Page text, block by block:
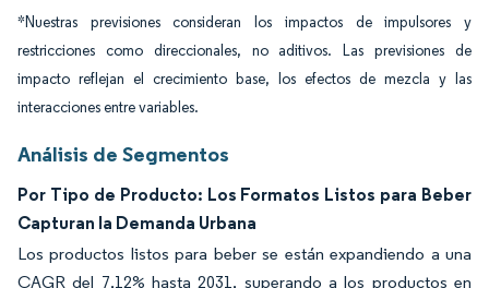
*Nuestras previsiones consideran los impactos de impulsores y
restricciones como direccionales, no aditivos. Las previsiones de
impacto reflejan el crecimiento base, los efectos de mezcla y las
interacciones entre variables.
Análisis de Segmentos
Por Tipo de Producto: Los Formatos Listos para Beber
Capturan la Demanda Urbana
Los productos listos para beber se están expandiendo a una
CAGR del 7,12% hasta 2031, superando a los productos en